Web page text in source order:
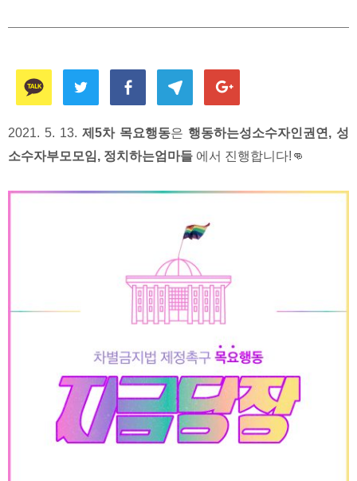
2021. 5. 13. 제5차 목요행동은 행동하는성소수자인권연, 성
소수자부모모임, 정치하는엄마들 에서 진행합니다!👊